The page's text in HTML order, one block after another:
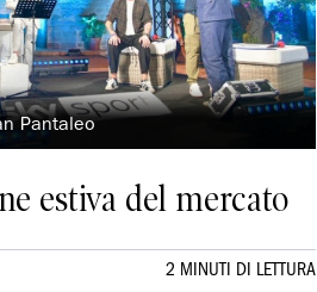
Pantaleo
estiva del mercato
2 MINUTI DI LETTURA